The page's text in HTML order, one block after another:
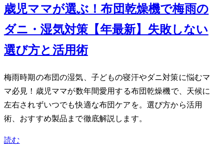
3歳児ママが選ぶ！布団乾燥機で梅雨の
ダニ・湿気対策【2026年最新】失敗しない
選び方と活用術
梅雨時期の布団の湿気、子どもの寝汗やダニ対策に悩むマ
マ必見！3歳児ママが数年間愛用する布団乾燥機で、天候に
左右されずいつでも快適な布団ケアを。選び方から活用
術、おすすめ製品まで徹底解説します。
読む